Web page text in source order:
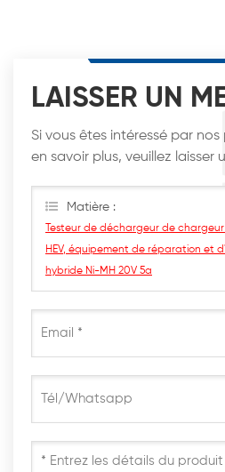
LAISSER UN
Si vous êtes intéressé par
en savoir plus, veuillez laisser
Matière :
Testeur de déchargeur de
HEV, équipement de réparation et
hybride Ni-MH 20V 5a